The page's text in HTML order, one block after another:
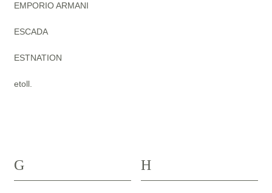
EMPORIO ARMANI
ESCADA
ESTNATION
etoll.
G H